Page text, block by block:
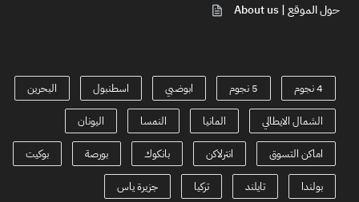
حول الموقع | About us
4 نجوم 5 نجوم ابوضبي اسطنبول البحرين
الشمال الايطالي المانيا النمسا اليونان
اماكن التسوق انترلاكن بانكوك بورصة بوكيت
بولندا تايلند تركيا جزيرة ياس